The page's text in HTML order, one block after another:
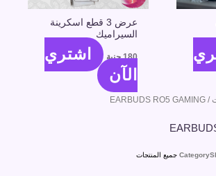
عرض 3 قطع اسكرينة
السيراميك
180 جنية
اشتري
الآن
/ EARBUDS RO5 GAMING
Category جميع المنتجات